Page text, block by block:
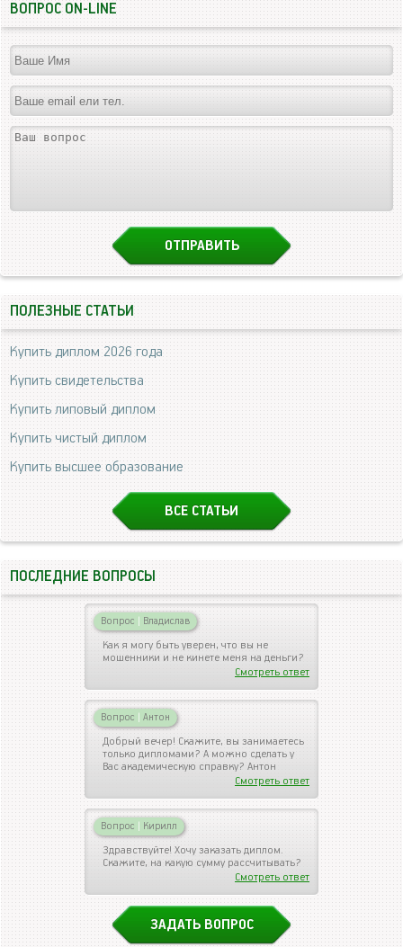
ВОПРОС ON-LINE
ПОЛЕЗНЫЕ СТАТЬИ
Купить диплом 2026 года
Купить свидетельства
Купить липовый диплом
Купить чистый диплом
Купить высшее образование
ВСЕ СТАТЬИ
ПОСЛЕДНИЕ ВОПРОСЫ
Вопрос | Владислав
Как я могу быть уверен, что вы не
мошенники и не кинете меня на деньги?
Смотреть ответ
Вопрос | Антон
Добрый вечер! Скажите, вы занимаетесь
только дипломами? А можно сделать у
Вас академическую справку? Антон
Смотреть ответ
Вопрос | Кирилл
Здравствуйте! Хочу заказать диплом.
Скажите, на какую сумму рассчитывать?
Смотреть ответ
ЗАДАТЬ ВОПРОС